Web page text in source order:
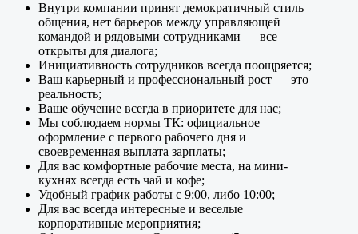
Внутри компании принят демократичный стиль
общения, нет барьеров между управляющей
командой и рядовыми сотрудниками — все
открыты для диалога;
Инициативность сотрудников всегда поощряется;
Ваш карьерный и профессиональный рост — это
реальность;
Ваше обучение всегда в приоритете для нас;
Мы соблюдаем нормы ТК: официальное
оформление с первого рабочего дня и
своевременная выплата зарплаты;
Для вас комфортные рабочие места, на мини-
кухнях всегда есть чай и кофе;
Удобный график работы с 9:00, либо 10:00;
Для вас всегда интересные и веселые
корпоративные мероприятия;